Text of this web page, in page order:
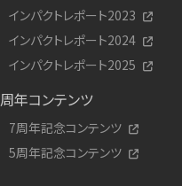
インパクトレポート2023
インパクトレポート2024
インパクトレポート2025
周年コンテンツ
7周年記念コンテンツ
5周年記念コンテンツ